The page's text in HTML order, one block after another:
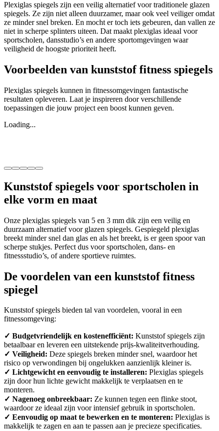
Plexiglas spiegels zijn een veilig alternatief voor traditionele glazen
spiegels. Ze zijn niet alleen duurzamer, maar ook veel veiliger omdat
ze minder snel breken. En mocht er toch iets gebeuren, dan vallen ze
niet in scherpe splinters uiteen. Dat maakt plexiglas ideaal voor
sportscholen, dansstudio’s en andere sportomgevingen waar
veiligheid de hoogste prioriteit heeft.
Voorbeelden van kunststof fitness spiegels
Plexiglas spiegels kunnen in fitnessomgevingen fantastische
resultaten opleveren. Laat je inspireren door verschillende
toepassingen die jouw project een boost kunnen geven.
Loading...
Kunststof spiegels voor sportscholen in
elke vorm en maat
Onze plexiglas spiegels van 5 en 3 mm dik zijn een veilig en
duurzaam alternatief voor glazen spiegels. Gespiegeld plexiglas
breekt minder snel dan glas en als het breekt, is er geen spoor van
scherpe stukjes. Perfect dus voor sportscholen, dans- en
fitnessstudio’s, of andere sportieve ruimtes.
De voordelen van een kunststof fitness
spiegel
Kunststof spiegels bieden tal van voordelen, vooral in een
fitnessomgeving:
✓ Budgetvriendelijk en kostenefficiënt: Kunststof spiegels zijn
betaalbaar en leveren een uitstekende prijs-kwaliteitverhouding.
✓ Veiligheid: Deze spiegels breken minder snel, waardoor het
risico op verwondingen bij ongelukken aanzienlijk kleiner is.
✓ Lichtgewicht en eenvoudig te installeren: Plexiglas spiegels
zijn door hun lichte gewicht makkelijk te verplaatsen en te
monteren.
✓ Nagenoeg onbreekbaar: Ze kunnen tegen een flinke stoot,
waardoor ze ideaal zijn voor intensief gebruik in sportscholen.
✓ Eenvoudig op maat te bewerken en te monteren: Plexiglas is
makkelijk te zagen en aan te passen aan je precieze specificaties.